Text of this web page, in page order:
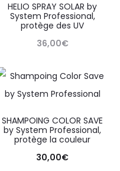
HELIO SPRAY SOLAR by
System Professional,
protège des UV
36,00€
SHAMPOING COLOR SAVE
by System Professional,
protège la couleur
30,00€